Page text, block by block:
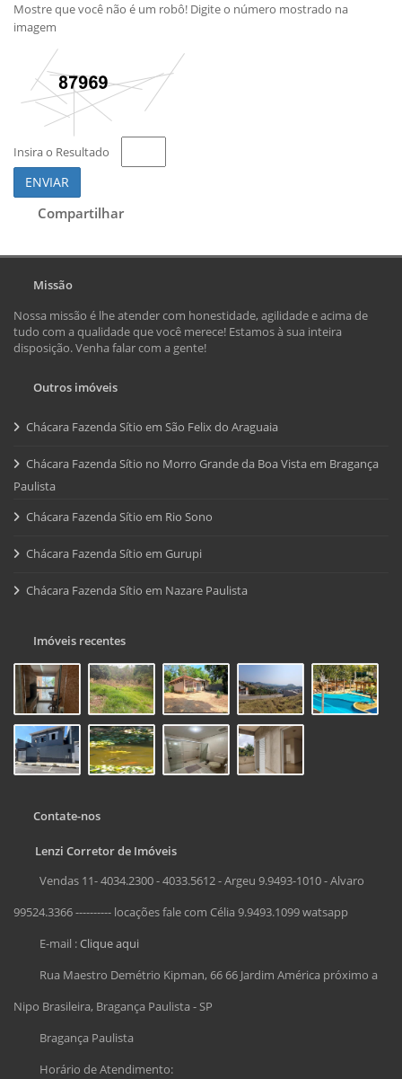
Mostre que você não é um robô! Digite o número mostrado na
imagem
Insira o Resultado
ENVIAR
Compartilhar
Missão
Nossa missão é lhe atender com honestidade, agilidade e acima de
tudo com a qualidade que você merece! Estamos à sua inteira
disposição. Venha falar com a gente!
Outros imóveis
Chácara Fazenda Sítio em São Felix do Araguaia
Chácara Fazenda Sítio no Morro Grande da Boa Vista em Bragança
Paulista
Chácara Fazenda Sítio em Rio Sono
Chácara Fazenda Sítio em Gurupi
Chácara Fazenda Sítio em Nazare Paulista
Imóveis recentes
Contate-nos
Lenzi Corretor de Imóveis
Vendas 11- 4034.2300 - 4033.5612 - Argeu 9.9493-1010 - Alvaro
99524.3366 ---------- locações fale com Célia 9.9493.1099 watsapp
E-mail :Clique aqui
Rua Maestro Demétrio Kipman, 66 66 Jardim América próximo a
Nipo Brasileira, Bragança Paulista - SP
Bragança Paulista
Horário de Atendimento: